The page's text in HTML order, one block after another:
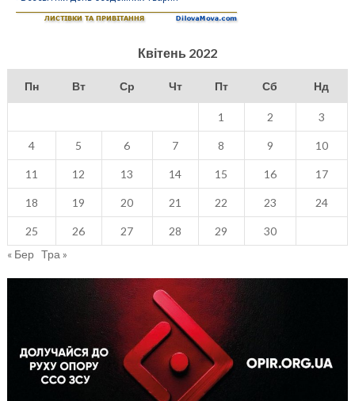
Квітень 2022
Пн Вт Ср Чт Пт Сб Нд
1 2 3
4 5 6 7 8 9 10
11 12 13 14 15 16 17
18 19 20 21 22 23 24
25 26 27 28 29
30
« Бер Тра »